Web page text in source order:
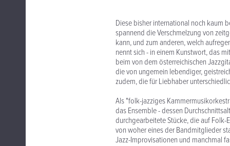
Diese bisher international noch kaum
spannend die Verschmelzung von
kann, und zum anderen, welch
nennt sich - in einem Kunstwort, das
beim von dem österreichischen
die von ungemein lebendiger,
zudem, die für Liebhaber
Als "folk-jazziges
das Ensemble - dessen
durchgearbeitete Stücke, die auf Folk-
von woher eines der Bandmitglieder
Jazz-Improvisationen und manchmal